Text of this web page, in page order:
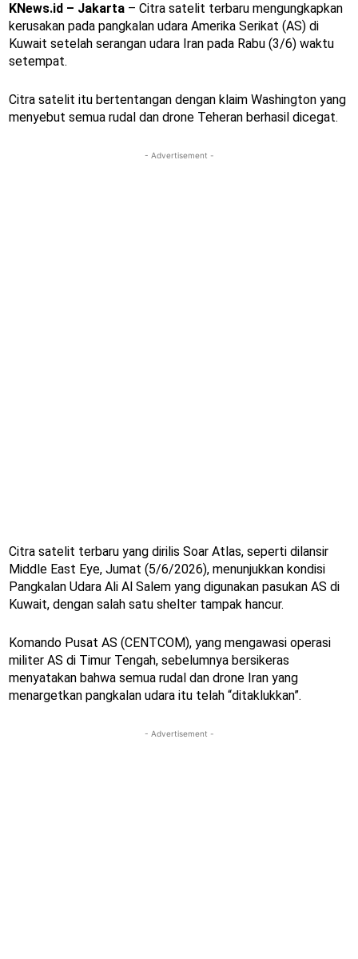
KNews.id – Jakarta – Citra satelit terbaru mengungkapkan
kerusakan pada pangkalan udara Amerika Serikat (AS) di
Kuwait setelah serangan udara Iran pada Rabu (3/6) waktu
setempat.
Citra satelit itu bertentangan dengan klaim Washington yang
menyebut semua rudal dan drone Teheran berhasil dicegat.
- Advertisement -
Citra satelit terbaru yang dirilis Soar Atlas, seperti dilansir
Middle East Eye, Jumat (5/6/2026), menunjukkan kondisi
Pangkalan Udara Ali Al Salem yang digunakan pasukan AS di
Kuwait, dengan salah satu shelter tampak hancur.
Komando Pusat AS (CENTCOM), yang mengawasi operasi
militer AS di Timur Tengah, sebelumnya bersikeras
menyatakan bahwa semua rudal dan drone Iran yang
menargetkan pangkalan udara itu telah “ditaklukkan”.
- Advertisement -